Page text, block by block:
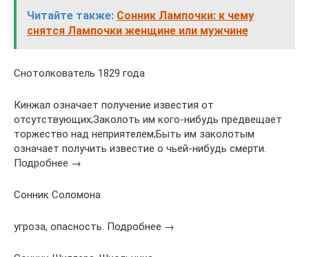
Читайте также: Сонник Лампочки: к чему
снятся Лампочки женщине или мужчине
Снотолкователь 1829 года
Кинжал означает получение известия от
отсутствующих;Заколоть им кого-нибудь предвещает
торжество над неприятелем;Быть им заколотым
означает получить известие о чьей-нибудь смерти.
Подробнее →
Сонник Соломона
угроза, опасность. Подробнее →